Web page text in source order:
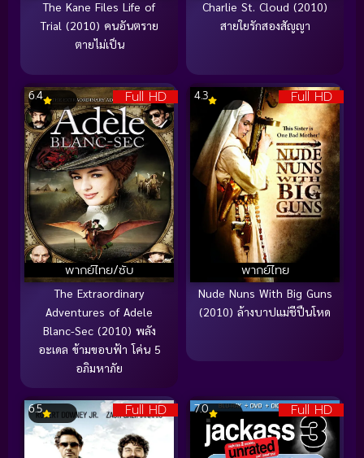
The Kane Files Life of
Trial (2010) คนอันตราย
ตายไม่เป็น
Charlie St. Cloud (2010)
สายใยรักสองสัญญา
Full HD
พากย์ไทย/ซับ
6.4
The Extraordinary
Adventures of Adele
Blanc-Sec (2010) พลัง
อะเดล ข้ามขอบฟ้า โค่น 5
อภิมหาภัย
Full HD
พากย์ไทย
4.3
Nude Nuns With Big Guns
(2010) ล้างบาปแม่ชีปืนโหด
Full HD
6.5 Full HD
7.0